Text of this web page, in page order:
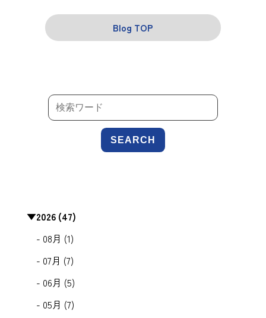
Blog TOP
SEARCH
▼2026 (47)
- 08月 (1)
- 07月 (7)
- 06月 (5)
- 05月 (7)